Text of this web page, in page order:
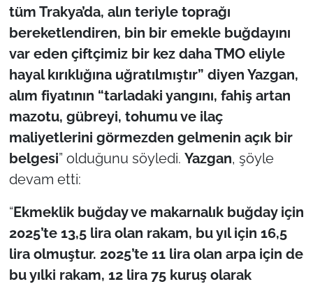
tüm Trakya’da, alın teriyle toprağı
bereketlendiren, bin bir emekle buğdayını
var eden çiftçimiz bir kez daha TMO eliyle
hayal kırıklığına uğratılmıştır” diyen Yazgan,
alım fiyatının “tarladaki yangını, fahiş artan
mazotu, gübreyi, tohumu ve ilaç
maliyetlerini görmezden gelmenin açık bir
belgesi” olduğunu söyledi. Yazgan, şöyle
devam etti:
“Ekmeklik buğday ve makarnalık buğday için
2025’te 13,5 lira olan rakam, bu yıl için 16,5
lira olmuştur. 2025’te 11 lira olan arpa için de
bu yılki rakam, 12 lira 75 kuruş olarak
Magazin
İş Dünyası
Bilim Teknoloji
English News
Canlı Maç
Genel-A
Gündem-Eğitim